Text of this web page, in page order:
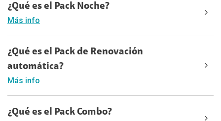
¿Qué es el Pack Noche?
Más info
¿Qué es el Pack de Renovación
automática?
Más info
¿Qué es el Pack Combo?